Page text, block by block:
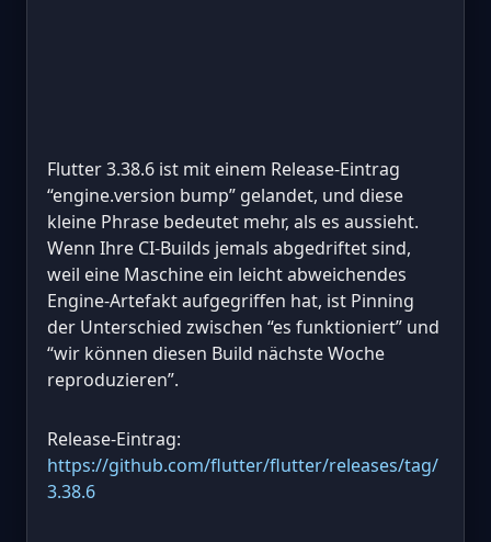
Flutter 3.38.6 ist mit einem Release-Eintrag
“engine.version bump” gelandet, und diese
kleine Phrase bedeutet mehr, als es aussieht.
Wenn Ihre CI-Builds jemals abgedriftet sind,
weil eine Maschine ein leicht abweichendes
Engine-Artefakt aufgegriffen hat, ist Pinning
der Unterschied zwischen “es funktioniert” und
“wir können diesen Build nächste Woche
reproduzieren”.
Release-Eintrag:
https://github.com/flutter/flutter/releases/tag/
3.38.6